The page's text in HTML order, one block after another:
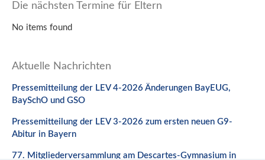
Die nächsten Termine für Eltern
No items found
Aktuelle Nachrichten
Pressemitteilung der LEV 4-2026 Änderungen BayEUG,
BaySchO und GSO
Pressemitteilung der LEV 3-2026 zum ersten neuen G9-
Abitur in Bayern
77. Mitgliederversammlung am Descartes-Gymnasium in